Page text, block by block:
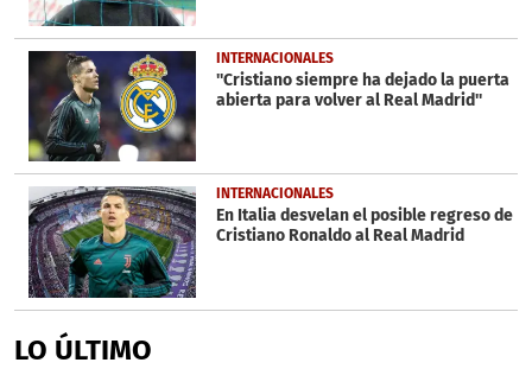
INTERNACIONALES
''Cristiano siempre ha dejado la puerta
abierta para volver al Real Madrid''
INTERNACIONALES
En Italia desvelan el posible regreso de
Cristiano Ronaldo al Real Madrid
LO ÚLTIMO